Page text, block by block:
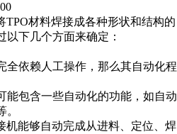
材料焊接成各种形状和结构的
下几个方面来确定：
依赖人工操作，那么其自动化程
包含一些自动化的功能，如自动
能够自动完成从进料、定位、焊